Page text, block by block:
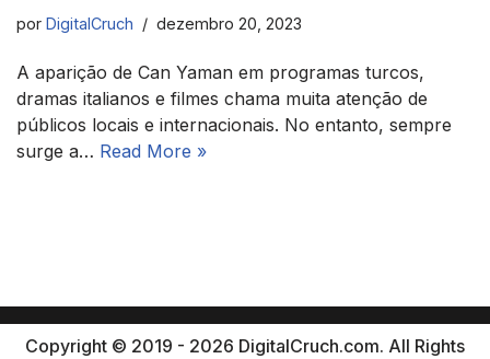
por DigitalCruch dezembro 20, 2023
A aparição de Can Yaman em programas turcos,
dramas italianos e filmes chama muita atenção de
públicos locais e internacionais. No entanto, sempre
surge a… Read More »
Copyright © 2019 - 2026 DigitalCruch.com. All Rights